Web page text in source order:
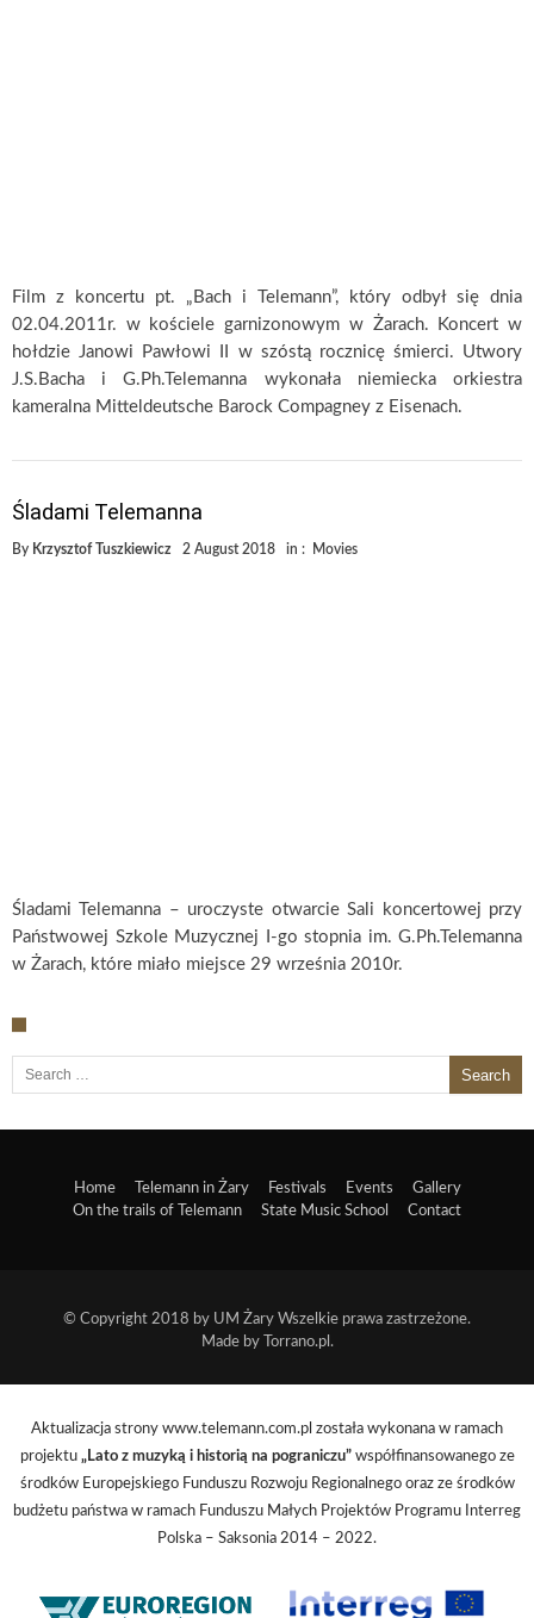
Film z koncertu pt. „Bach i Telemann”, który odbył się dnia
02.04.2011r. w kościele garnizonowym w Żarach. Koncert w
hołdzie Janowi Pawłowi II w szóstą rocznicę śmierci. Utwory
J.S.Bacha i G.Ph.Telemanna wykonała niemiecka orkiestra
kameralna Mitteldeutsche Barock Compagney z Eisenach.
Śladami Telemanna
By Krzysztof Tuszkiewicz 2 August 2018 in : Movies
Śladami Telemanna – uroczyste otwarcie Sali koncertowej przy
Państwowej Szkole Muzycznej I-go stopnia im. G.Ph.Telemanna
w Żarach, które miało miejsce 29 września 2010r.
Search for:
Home Telemann in Żary Festivals Events
Gallery
On the trails of Telemann
State Music School Contact
© Copyright 2018 by UM Żary Wszelkie prawa zastrzeżone.
Made by
Torrano.pl .
Aktualizacja strony www.telemann.com.pl została wykonana w ramach
projektu „Lato z muzyką i historią na pograniczu”współfinansowanego ze
środków Europejskiego Funduszu Rozwoju Regionalnego oraz ze środków
budżetu państwa w ramach Funduszu Małych Projektów Programu Interreg
Polska – Saksonia 2014 – 2022.